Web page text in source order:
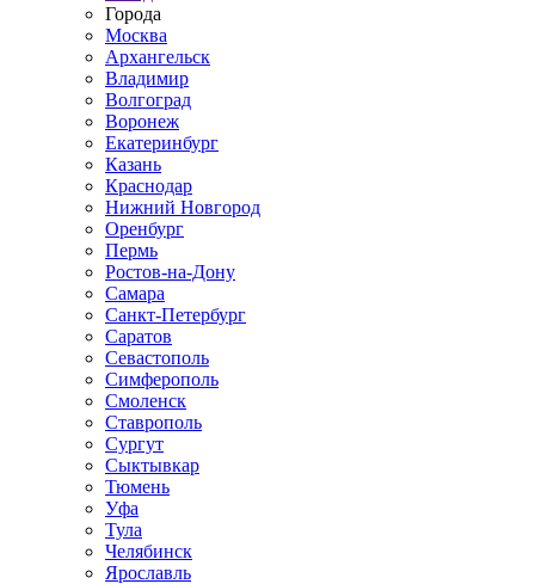
Города
Москва
Архангельск
Владимир
Волгоград
Воронеж
Екатеринбург
Казань
Краснодар
Нижний Новгород
Оренбург
Пермь
Ростов-на-Дону
Самара
Санкт-Петербург
Саратов
Севастополь
Симферополь
Смоленск
Ставрополь
Сургут
Сыктывкар
Тюмень
Уфа
Тула
Челябинск
Ярославль